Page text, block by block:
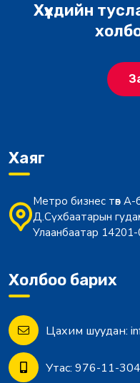
Хүүхдийн
Хаяг
Метро бизнес төв А-
Д.Сүхбаатарын
Улаанбаатар
Холбоо барих
Цахим шуудан:
Утас: 976-11-